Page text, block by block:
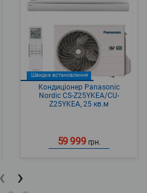
Швидке встановлення
Кондиціонер Panasonic
Nordic CS-Z25YKEA/CU-
Z25YKEA, 25 кв.м
59 999 грн.
‹ ›